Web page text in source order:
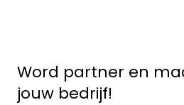
Word partner en
jouw bedrijf!